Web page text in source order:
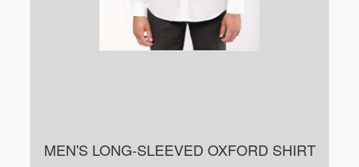
MEN'S LONG-SLEEVED OXFORD SHIRT